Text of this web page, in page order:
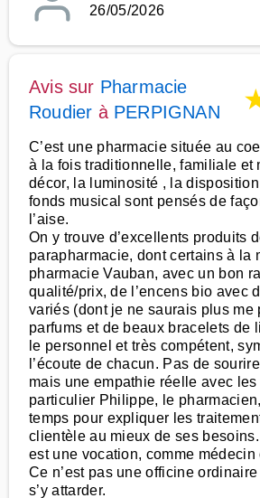
26/05/2026
Avis sur Pharmacie
Roudier à PERPIGNAN
C’est une pharmacie située au
à la fois traditionnelle, familiale et
décor, la luminosité , la
fonds musical sont pensés de
l’aise.
On y trouve d’excellents produits
parapharmacie, dont certains à la
pharmacie Vauban, avec un bon
qualité/prix, de l’encens bio avec
variés (dont je ne saurais plus me
parfums et de beaux bracelets de
le personnel et très compétent,
l’écoute de chacun. Pas de
mais une empathie réelle avec les
particulier Philippe, le
temps pour expliquer les
clientèle au mieux de ses
est une vocation, comme médecin
Ce n’est pas une officine
s’y attarder.